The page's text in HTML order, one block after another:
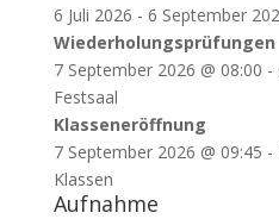
6 Juli 2026 - 6 September
Wiederholungsprüfungen
7 September 2026 @ 08:00 -
Festsaal
Klasseneröffnung
7 September 2026 @ 09:45 -
Klassen
Aufnahme